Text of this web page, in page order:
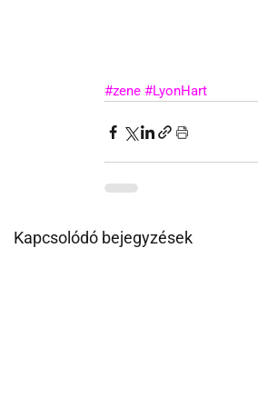
#zene #LyonHart
Kapcsolódó bejegyzések